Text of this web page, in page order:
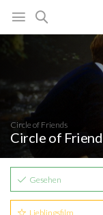
Circle of Friends
Circle of
Gesehen
Lieblingsfilm